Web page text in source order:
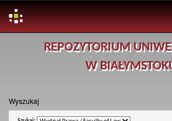
REPOZYTORIUM
W
Wyszukaj